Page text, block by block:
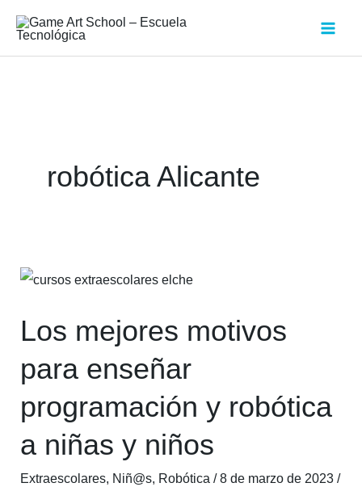
robótica Alicante
Los mejores motivos
para enseñar
programación y robótica
a niñas y niños
Extraescolares, Niñ@s, Robótica /8 de marzo de 2023/
Los
motivos
enseñar
programación
y
robótica
a